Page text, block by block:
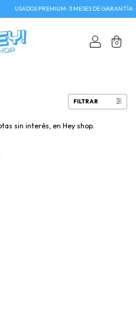
USADOS PREMIUM · 3 MESES DE GARANTÍA
0
FILTRAR
sin interés, en Hey shop.